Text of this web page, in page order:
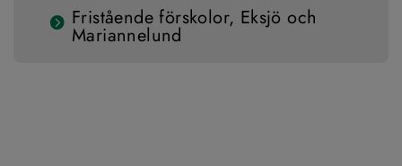
Fristående förskolor, Eksjö och
Mariannelund